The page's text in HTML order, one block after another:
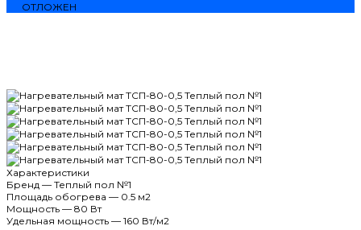
ОТЛОЖЕН
Характеристики
Бренд — Теплый пол №1
Площадь обогрева — 0.5 м2
Мощность — 80 Вт
Удельная мощность — 160 Вт/м2